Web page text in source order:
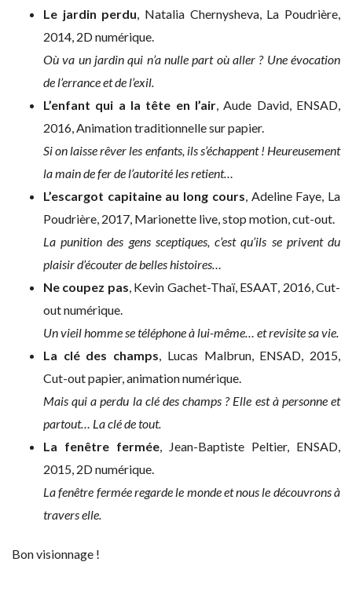
Le jardin perdu, Natalia Chernysheva, La Poudrière,
2014, 2D numérique.
Où va un jardin qui n’a nulle part où aller ? Une évocation
de l’errance et de l’exil.
L’enfant qui a la tête en l’air, Aude David, ENSAD,
2016, Animation traditionnelle sur papier.
Si on laisse rêver les enfants, ils s’échappent ! Heureusement
la main de fer de l’autorité les retient…
L’escargot capitaine au long cours, Adeline Faye, La
Poudrière, 2017, Marionette live, stop motion, cut-out.
La punition des gens sceptiques, c’est qu’ils se privent du
plaisir d’écouter de belles histoires…
Ne coupez pas, Kevin Gachet-Thaï, ESAAT, 2016, Cut-
out numérique.
Un vieil homme se téléphone à lui-même… et revisite sa vie.
La clé des champs, Lucas Malbrun, ENSAD, 2015,
Cut-out papier, animation numérique.
Mais qui a perdu la clé des champs ? Elle est à personne et
partout… La clé de tout.
La fenêtre fermée, Jean-Baptiste Peltier, ENSAD,
2015, 2D numérique.
La fenêtre fermée regarde le monde et nous le découvrons à
travers elle.
Bon visionnage !